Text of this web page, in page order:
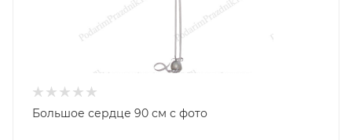
Большое сердце 90 см с фото